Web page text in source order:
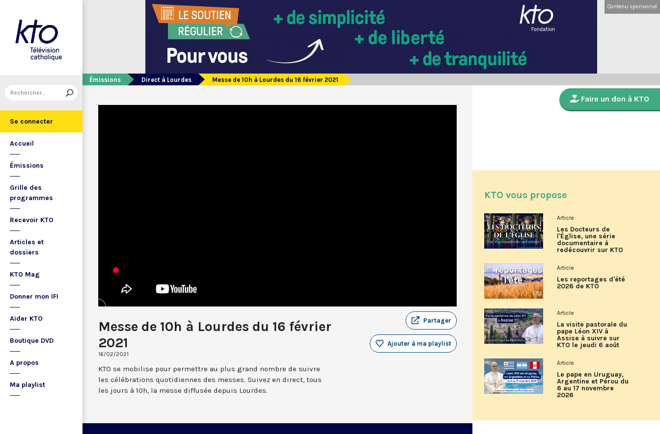
Se connecter
Accueil
Émissions
Grille des
programmes
Recevoir KTO
Articles et
dossiers
KTO Mag
Donner mon IFI
Aider KTO
Boutique DVD
A propos
Ma playlist
Contenu sponsorisé
Émissions Direct à Lourdes Messe de 10h à Lourdes du 16 février 2021
Messe de 10h à Lourdes du 16 février
2021
16/02/2021
Partager
Ajouter à ma playlist
KTO se mobilise pour permettre au plus grand nombre de suivre
les célébrations quotidiennes des messes. Suivez en direct, tous
les jours à 10h, la messe diffusée depuis Lourdes.
Faire un don à KTO
KTO vous propose
Article
Les Docteurs de
l'Église, une série
documentaire à
redécouvrir sur KTO
Article
Les reportages d'été
2026 de KTO
Article
La visite pastorale du
pape Léon XIV à
Assise à suivre sur
KTO le jeudi 6 août
Article
Le pape en Uruguay,
Argentine et Pérou du
6 au 17 novembre
2026